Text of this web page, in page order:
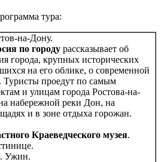
тура:
на-Дону.
по городу рассказывает об
города, крупных исторических
на его облике, о современной
Туристы проедут по самым
и улицам города Ростова-на-
набережной реки Дон, на
и в зоне отдыха горожан.
Краеведческого музея.
Ужин.